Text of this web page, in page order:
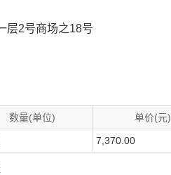
层2号商场之18号
数量(单位) 单价(元)
7,370.00